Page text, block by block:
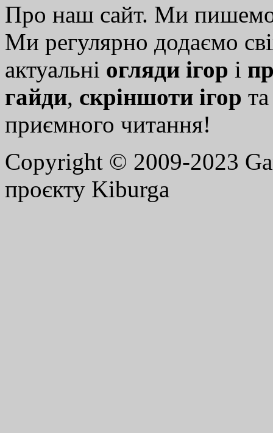
Про наш сайт. Ми
Ми регулярно додаємо
актуальні огляди ігор і
гайди, скріншоти ігор
приємного читання!
Copyright © 2009-2023
проєкту Kiburga